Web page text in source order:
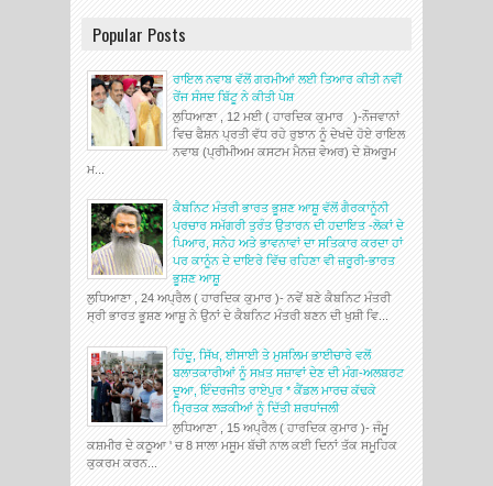
Popular Posts
ਰਾਇਲ ਨਵਾਬ ਵੱਲੋਂ ਗਰਮੀਆਂ ਲਈ ਤਿਆਰ ਕੀਤੀ ਨਵੀਂ
ਰੇਂਜ ਸੰਸਦ ਬਿੱਟੂ ਨੇ ਕੀਤੀ ਪੇਸ਼
ਲੁਧਿਆਣਾ , 12 ਮਈ ( ਹਾਰਦਿਕ ਕੁਮਾਰ )-ਨੌਜਵਾਨਾਂ
ਵਿਚ ਫੈਸ਼ਨ ਪ੍ਰਤੀ ਵੱਧ ਰਹੇ ਰੁਝਾਨ ਨੂੰ ਦੇਖਦੇ ਹੋਏ ਰਾਇਲ
ਨਵਾਬ (ਪ੍ਰੀਮੀਅਮ ਕਸਟਮ ਮੈਨਜ਼ ਵੇਅਰ) ਦੇ ਸ਼ੋਅਰੂਮ
ਮ...
ਕੈਬਨਿਟ ਮੰਤਰੀ ਭਾਰਤ ਭੂਸ਼ਣ ਆਸ਼ੂ ਵੱਲੋਂ ਗੈਰਕਾਨੂੰਨੀ
ਪ੍ਰਚਾਰ ਸਮੱਗਰੀ ਤੁਰੰਤ ਉਤਾਰਨ ਦੀ ਹਦਾਇਤ -ਲੋਕਾਂ ਦੇ
ਪਿਆਰ, ਸਨੇਹ ਅਤੇ ਭਾਵਨਾਵਾਂ ਦਾ ਸਤਿਕਾਰ ਕਰਦਾ ਹਾਂ
ਪਰ ਕਾਨੂੰਨ ਦੇ ਦਾਇਰੇ ਵਿੱਚ ਰਹਿਣਾ ਵੀ ਜ਼ਰੂਰੀ-ਭਾਰਤ
ਭੂਸ਼ਣ ਆਸ਼ੂ
ਲੁਧਿਆਣਾ , 24 ਅਪ੍ਰੈਲ ( ਹਾਰਦਿਕ ਕੁਮਾਰ )- ਨਵੇਂ ਬਣੇ ਕੈਬਨਿਟ ਮੰਤਰੀ
ਸ੍ਰੀ ਭਾਰਤ ਭੂਸ਼ਣ ਆਸ਼ੂ ਨੇ ਉਨਾਂ ਦੇ ਕੈਬਨਿਟ ਮੰਤਰੀ ਬਣਨ ਦੀ ਖੁਸ਼ੀ ਵਿ...
ਹਿੰਦੂ, ਸਿੱਖ, ਈਸਾਈ ਤੇ ਮੁਸਲਿਮ ਭਾਈਚਾਰੇ ਵਲੋਂ
ਬਲਾਤਕਾਰੀਆਂ ਨੂੰ ਸਖ਼ਤ ਸਜ਼ਾਵਾਂ ਦੇਣ ਦੀ ਮੰਗ-ਅਲਬਰਟ
ਦੂਆ, ਇੰਦਰਜੀਤ ਰਾਏਪੁਰ * ਕੈਂਡਲ ਮਾਰਚ ਕੱਢਕੇ
ਮ੍ਰਿਤਕ ਲੜਕੀਆਂ ਨੂੰ ਦਿੱਤੀ ਸ਼ਰਧਾਂਜਲੀ
ਲੁਧਿਆਣਾ , 15 ਅਪ੍ਰੈਲ ( ਹਾਰਦਿਕ ਕੁਮਾਰ )- ਜੰਮੂ
ਕਸ਼ਮੀਰ ਦੇ ਕਠੂਆ ' ਚ 8 ਸਾਲਾ ਮਸੂਮ ਬੱਚੀ ਨਾਲ ਕਈ ਦਿਨਾਂ ਤੱਕ ਸਮੂਹਿਕ
ਕੁਕਰਮ ਕਰਨ...